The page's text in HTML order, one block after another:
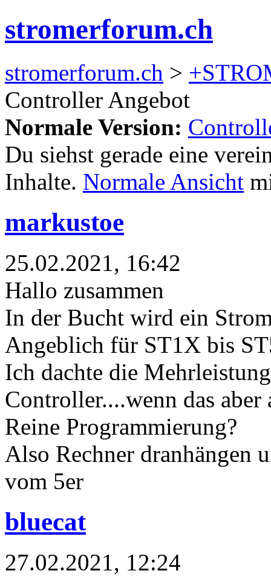
stromerforum.ch
stromerforum.ch >
Controller Angebot
Normale Version:
Du siehst gerade eine
Inhalte. Normale Ansicht
markustoe
25.02.2021, 16:42
Hallo zusammen
In der Bucht wird ein
Angeblich für ST1X bis
Ich dachte die
Controller....wenn das aber
Reine Programmierung?
Also Rechner dranhängen
vom 5er
bluecat
27.02.2021, 12:24